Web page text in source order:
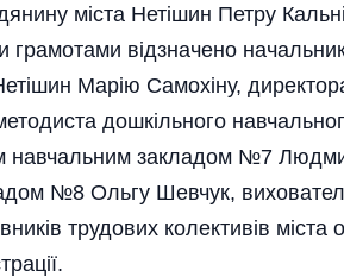
міста Нетішин Петру
грамотами відзначено
Нетішин Марію Самохіну,
дошкільного
навчальним закладом №7
№8 Ольгу Шевчук,
трудових колективів